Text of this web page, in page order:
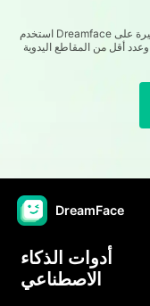
استخدم Dreamface لإنشاء مقاطع فيديو قصيرة على YouTube ، ودروس تعليمية ،
DreamFace
أدوات الذكاء
الاصطناعي